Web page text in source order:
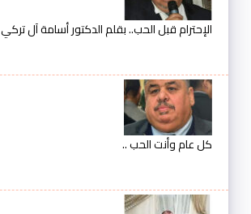
الإحترام قبل الحب.. بقلم الدكتور أسامة آل تركي
كل عام وأنت الحب ..